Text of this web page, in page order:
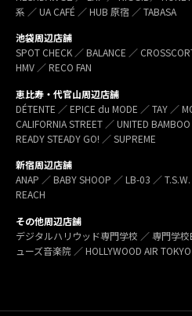
系 ／ UA CAFÉ ／ HUB 原宿 ／ TABASA
池袋周辺店舗
SPOT CHECK ／ BALANCE ／
HMV ／ RECO FAN
恵比寿・代官山周辺店舗
DÉTENTE ／ EPICE du MODE ／ TAY ／
CALIFORNIA STREET ／ UNITED
READY STEADY GO! ／ SUPREME
新宿周辺店舗
ANAP ／ BABY SHOOP ／ LB-03 ／
REACH
その他周辺店舗
デジタルハリウッド専門学校 ／ 専門学
ューズ音楽院 ／ HOLLYWOOD AIR